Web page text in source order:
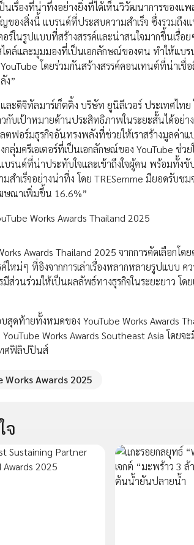
เรื่องที่น่าทึ่งอย่างยิ่งที่ได้เห็นวิวัฒนาการของแ
ญของสิ่งนี้ แบรนด์ที่ประสบความสำเร็จ ซึ่งรวมถึง
ร์ในรูปแบบที่สร้างสรรค์และน่าสนใจมากขึ้นเรื่อ
ล์และมุมมองที่เป็นเอกลักษณ์ของตน ทำให้แบร
โดยร่วมกันสร้างสรรค์คอนเทนต์ที่น่า
ง”
ดิจิทัลมาร์เก็ตติ้ง บริษัท ยูนิลีเวอร์ ประเทศไทย
วกับเป้าหมายด้านประสิทธิภาพในระยะสั้นได้อย่
ฟอร์มธุรกิจอันทรงพลังที่ช่วยให้เราสร้างมูลค่
มครีเอเตอร์ที่เป็นเอกลักษณ์ของ YouTube ช่ว
แบรนด์ที่น่าประทับใจและเข้าถึงใจผู้คน พร้อมทั้ง
สำเร็จอย่างน่าทึ่ง โดย TRESemme มียอดรับ
ษณาเพิ่มขึ้น 16.6%”
Works Awards Thailand 2025
Awards Thailand 2025 จากการคัดเลือก
ใหม่ๆ ที่อิงจากการเล่าเรื่องหลากหลายรูปแบบ
ส่วนร่วมให้เป็นผลลัพธ์ทางธุรกิจในระยะยาว โด
สุดท้ายทั้งหมดของ YouTube Works Awards
Works Awards Southeast Asia โดย
ทศฟิลิปปินส์
Works Awards 2025
จ